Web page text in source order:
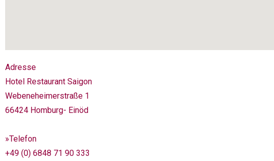
Adresse
Hotel Restaurant Saigon
Webeneheimerstraße 1
66424 Homburg- Einöd
»Telefon
+49 (0) 6848 71 90 333